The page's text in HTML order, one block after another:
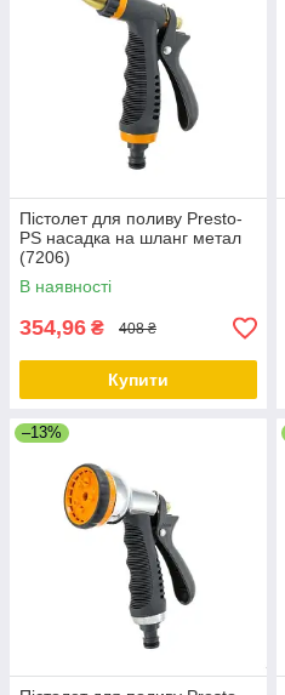
Пістолет для поливу Presto-
PS насадка на шланг метал
(7206)
В наявності
354,96 ₴ 408 ₴
Купити
–13%